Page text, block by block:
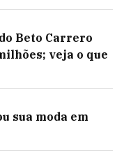
Beto Carrero
veja o que
sua moda em